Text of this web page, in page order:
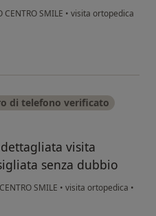
CENTRO SMILE • visita ortopedica
di telefono verificato
visita
senza dubbio
SMILE • visita ortopedica •
storelli